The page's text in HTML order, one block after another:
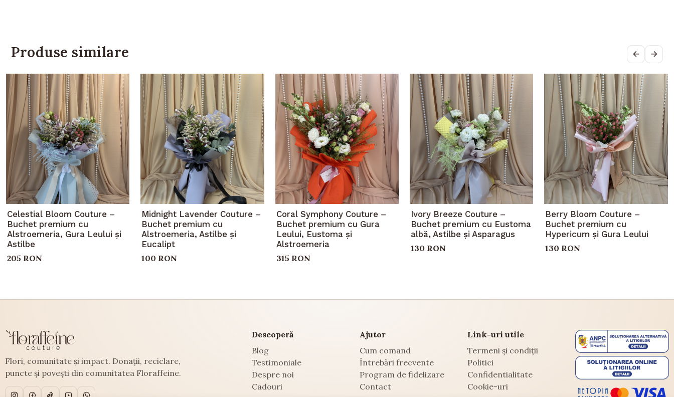
Produse similare
Celestial Bloom Couture –
Buchet premium cu
Alstroemeria, Gura Leului și
Astilbe
205 RON
Midnight Lavender Couture –
Buchet premium cu
Alstroemeria, Astilbe și
Eucalipt
100 RON
Coral Symphony Couture –
Buchet premium cu Gura
Leului, Eustoma și
Alstroemeria
315 RON
Ivory Breeze Couture –
Buchet premium cu Eustoma
albă, Astilbe și Asparagus
130 RON
Berry Bloom Couture –
Buchet premium cu
Hypericum și Gura Leului
130 RON
Flori, comunitate și impact. Donații, reciclare,
puncte și povești din comunitatea Floraffeine.
Descoperă
Blog
Testimoniale
Despre noi
Cadouri
Ajutor
Cum comand
Întrebări frecvente
Program de fidelizare
Contact
Link-uri utile
Termeni și condiții
Politici
Confidentialitate
Cookie-uri